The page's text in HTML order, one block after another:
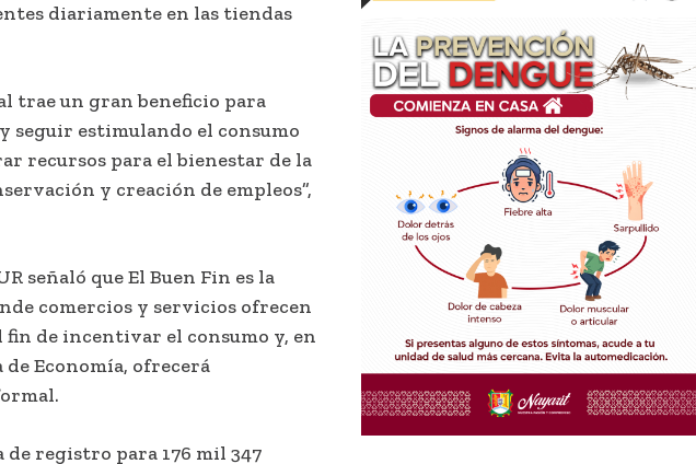
diariamente en las tiendas
trae un gran beneficio para
seguir estimulando el consumo
recursos para el bienestar de la
y creación de empleos”,
señaló que El Buen Fin es la
comercios y servicios ofrecen
fin de incentivar el consumo y, en
Economía, ofrecerá
registro para 176 mil 347